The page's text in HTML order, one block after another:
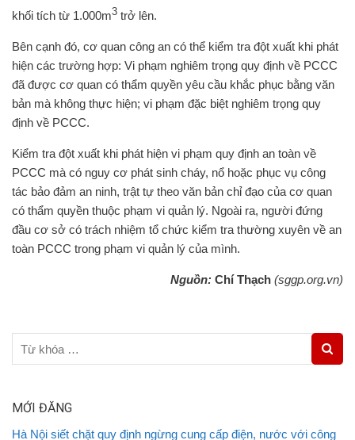
khối tích từ 1.000m3 trở lên.
Bên cạnh đó, cơ quan công an có thể kiểm tra đột xuất khi phát
hiện các trường hợp: Vi phạm nghiêm trọng quy định về PCCC
đã được cơ quan có thẩm quyền yêu cầu khắc phục bằng văn
bản mà không thực hiện; vi phạm đặc biệt nghiêm trọng quy
định về PCCC.
Kiểm tra đột xuất khi phát hiện vi phạm quy định an toàn về
PCCC mà có nguy cơ phát sinh cháy, nổ hoặc phục vụ công
tác bảo đảm an ninh, trật tự theo văn bản chỉ đạo của cơ quan
có thẩm quyền thuộc phạm vi quản lý. Ngoài ra, người đứng
đầu cơ sở có trách nhiệm tổ chức kiểm tra thường xuyên về an
toàn PCCC trong phạm vi quản lý của mình.
Nguồn: Chí Thạch (sggp.org.vn)
MỚI ĐĂNG
Hà Nội siết chặt quy định ngừng cung cấp điện, nước với công